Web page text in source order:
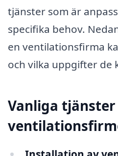
tjänster som är
specifika behov.
en ventilationsfirma
och vilka uppgifter de
Vanliga